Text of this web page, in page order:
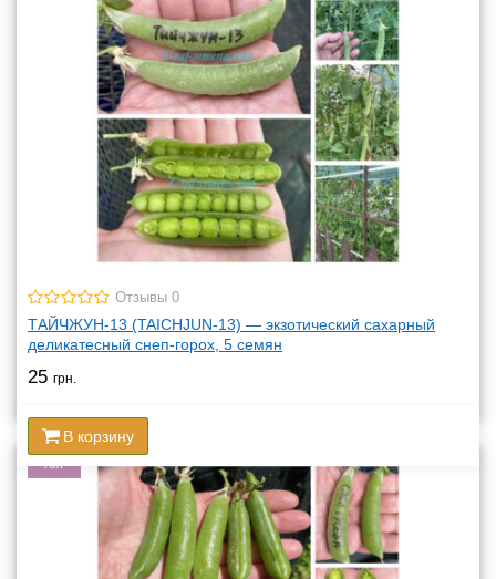
Отзывы 0
ТАЙЧЖУН-13 (TAICHJUN-13) — экзотический сахарный
деликатесный снеп-горох, 5 семян
25 грн.
В корзину
Хит